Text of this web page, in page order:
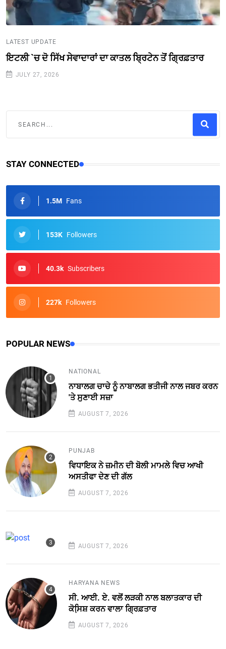
LATEST UPDATE
ਇਟਲੀ `ਚ ਦੋ ਸਿੱਖ ਸੇਵਾਦਾਰਾਂ ਦਾ ਕਾਤਲ ਬ੍ਰਿਟੇਨ ਤੋਂ ਗ੍ਰਿਫ਼ਤਾਰ
JULY 27, 2026
STAY CONNECTED
1.5M Fans
153K Followers
40.3k Subscribers
227k Followers
POPULAR NEWS
NATIONAL
ਨਾਬਾਲਗ ਚਾਚੇ ਨੂੰ ਨਾਬਾਲਗ ਭਤੀਜੀ ਨਾਲ ਜਬਰ ਕਰਨ
'ਤੇ ਸੁਣਾਈ ਸਜ਼ਾ
AUGUST 7, 2026
PUNJAB
ਵਿਧਾਇਕ ਨੇ ਜ਼ਮੀਨ ਦੀ ਬੋਲੀ ਮਾਮਲੇ ਵਿਚ ਆਖੀ
ਅਸਤੀਫਾ ਦੇਣ ਦੀ ਗੱਲ
AUGUST 7, 2026
AUGUST 7, 2026
HARYANA NEWS
ਸੀ. ਆਈ. ਏ. ਵਲੋਂ ਲੜਕੀ ਨਾਲ ਬਲਾਤਕਾਰ ਦੀ
ਕੋਸਿ਼ਸ਼ ਕਰਨ ਵਾਲਾ ਗ੍ਰਿਫ਼ਤਾਰ
AUGUST 7, 2026